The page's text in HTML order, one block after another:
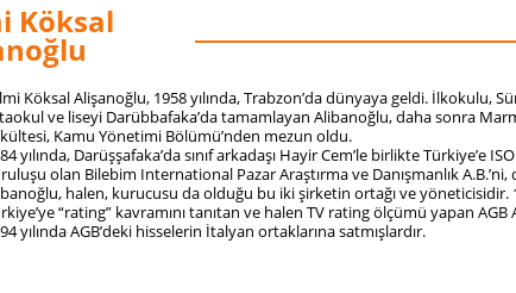
Köksal
Köksal Alişanoğlu, 1958 yılında, Trabzon’da dünyaya geldi. İlkokulu,
ve liseyi Darübbafaka’da tamamlayan Alibanoğlu, daha sonra
Kamu Yönetimi Bölümü’nden mezun oldu.
yılında, Darüşşafaka’da sınıf arkadaşı Hayir Cem’le birlikte Türkiye’e
olan Bilebim International Pazar Araştırma ve Danışmanlık
halen, kurucusu da olduğu bu iki şirketin ortağı ve yöneticisidir.
“rating” kavramını tanıtan ve halen TV rating ölçümü yapan
yılında AGB’deki hisselerin İtalyan ortaklarına satmışlardır.